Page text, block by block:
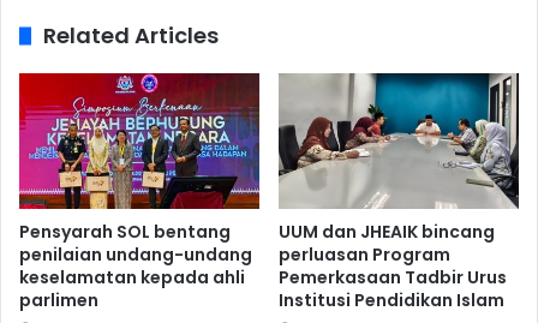
Related Articles
Pensyarah SOL bentang
penilaian undang-undang
keselamatan kepada ahli
parlimen
UUM dan JHEAIK bincang
perluasan Program
Pemerkasaan Tadbir Urus
Institusi Pendidikan Islam